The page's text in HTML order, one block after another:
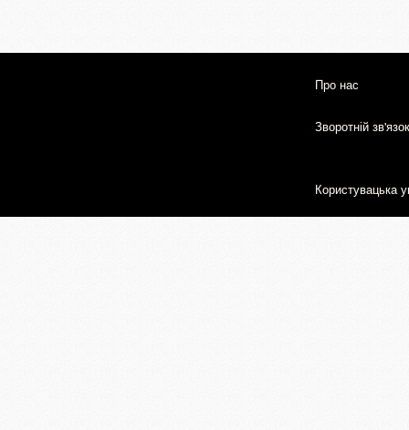
Про нас
Зворотній зв'язок
Користувацька